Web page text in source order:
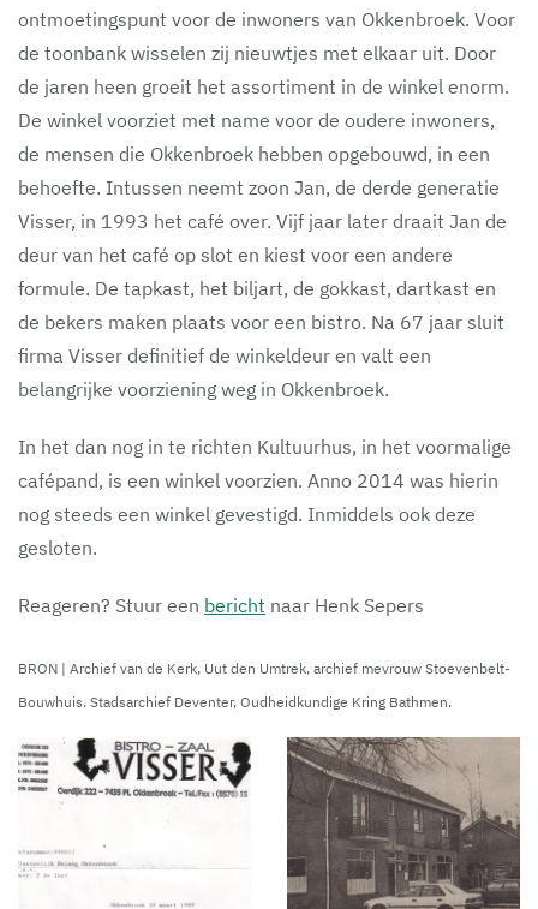
ontmoetingspunt voor de inwoners van Okkenbroek. Voor
de toonbank wisselen zij nieuwtjes met elkaar uit. Door
de jaren heen groeit het assortiment in de winkel enorm.
De winkel voorziet met name voor de oudere inwoners,
de mensen die Okkenbroek hebben opgebouwd, in een
behoefte. Intussen neemt zoon Jan, de derde generatie
Visser, in 1993 het café over. Vijf jaar later draait Jan de
deur van het café op slot en kiest voor een andere
formule. De tapkast, het biljart, de gokkast, dartkast en
de bekers maken plaats voor een bistro. Na 67 jaar sluit
firma Visser definitief de winkeldeur en valt een
belangrijke voorziening weg in Okkenbroek.
In het dan nog in te richten Kultuurhus, in het voormalige
cafépand, is een winkel voorzien. Anno 2014 was hierin
nog steeds een winkel gevestigd. Inmiddels ook deze
gesloten.
Reageren? Stuur een bericht naar Henk Sepers
BRON | Archief van de Kerk, Uut den Umtrek, archief mevrouw Stoevenbelt-
Bouwhuis. Stadsarchief Deventer, Oudheidkundige Kring Bathmen.